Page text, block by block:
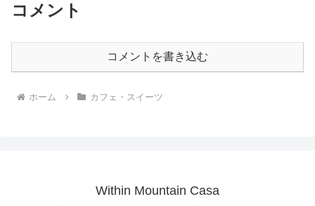
コメント
コメントを書き込む
ホーム カフェ・スイーツ
Within Mountain Casa